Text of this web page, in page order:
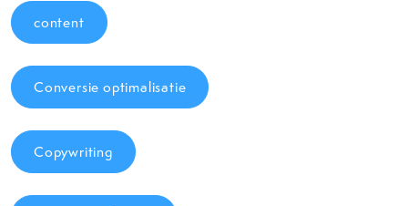
content
Conversie optimalisatie
Copywriting